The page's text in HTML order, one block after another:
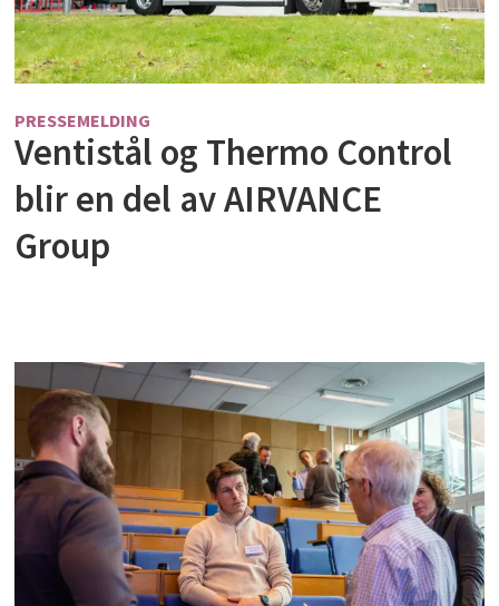
PRESSEMELDING
Ventistål og Thermo Control
blir en del av AIRVANCE
Group